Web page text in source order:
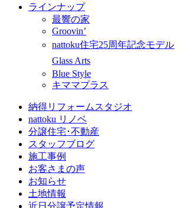
ラインナップ
最響の家
Groovin’
nattoku住宅25周年記念モデル
Glass Arts
Blue Style
キママプラス
納得リフォームスタジオ
nattoku リノベ
分譲住宅･不動産
スタッフブログ
施工事例
お客さまの声
お知らせ
土地情報
近日分譲予定情報